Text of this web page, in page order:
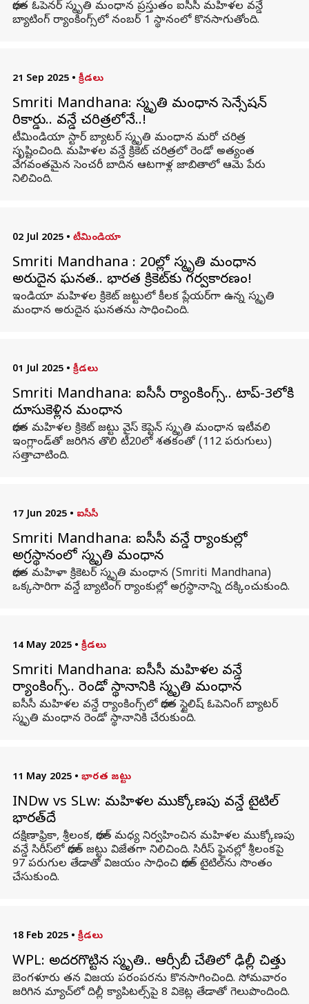
భారత ఓపెనర్ స్మృతి మంధాన ప్రస్తుతం ఐసీసీ మహిళల వన్డే
బ్యాటింగ్ ర్యాంకింగ్స్‌లో నంబర్ 1 స్థానంలో కొనసాగుతోంది.
21 Sep 2025 • క్రీడలు
Smriti Mandhana: స్మృతి మంధాన సెన్సేషన్‌
రికార్డు.. వన్డే చరిత్రలోనే..!
టీమిండియా స్టార్ బ్యాటర్ స్మృతి మంధాన మరో చరిత్ర
సృష్టించింది. మహిళల వన్డే క్రికెట్ చరిత్రలో రెండో అత్యంత
వేగవంతమైన సెంచరీ బాదిన ఆటగాళ్ల జాబితాలో ఆమె పేరు
నిలిచింది.
02 Jul 2025 • టీమిండియా
Smriti Mandhana : టీ20ల్లో స్మృతి మంధాన
అరుదైన ఘనత.. భారత క్రికెట్‌కు గర్వకారణం!
ఇండియా మహిళల క్రికెట్‌ జట్టులో కీలక ప్లేయర్‌గా ఉన్న స్మృతి
మంధాన అరుదైన ఘనతను సాధించింది.
01 Jul 2025 • క్రీడలు
Smriti Mandhana: ఐసీసీ ర్యాంకింగ్స్‌.. టాప్-3లోకి
దూసుకెళ్లిన మంధాన
భారత మహిళల క్రికెట్ జట్టు వైస్ కెప్టెన్‌ స్మృతి మంధాన ఇటీవలి
ఇంగ్లాండ్‌తో జరిగిన తొలి టీ20లో శతకంతో (112 పరుగులు)
సత్తాచాటింది.
17 Jun 2025 • ఐసీసీ
Smriti Mandhana: ఐసీసీ వన్డే ర్యాంకుల్లో
అగ్రస్థానంలో స్మృతి మంధాన
భారత మహిళా క్రికెటర్ స్మృతి మంధాన (Smriti Mandhana)
ఒక్కసారిగా వన్డే బ్యాటింగ్ ర్యాంకుల్లో అగ్రస్థానాన్ని దక్కించుకుంది.
14 May 2025 • క్రీడలు
Smriti Mandhana: ఐసీసీ మహిళల వన్డే
ర్యాంకింగ్స్‌.. రెండో స్థానానికి స్మృతి మంధాన
ఐసీసీ మహిళల వన్డే ర్యాంకింగ్స్‌లో భారత స్టైలిష్ ఓపెనింగ్ బ్యాటర్
స్మృతి మంధాన రెండో స్థానానికి చేరుకుంది.
11 May 2025 • భారత జట్టు
INDw vs SLw: మహిళల ముక్కోణపు వన్డే టైటిల్
భారత్‌దే
దక్షిణాఫ్రికా, శ్రీలంక, భారత్ మధ్య నిర్వహించిన మహిళల ముక్కోణపు
వన్డే సిరీస్‌లో భారత్ జట్టు విజేతగా నిలిచింది. సిరీస్ ఫైనల్లో శ్రీలంకపై
97 పరుగుల తేడాతో విజయం సాధించి భారత్ టైటిల్‌ను సొంతం
చేసుకుంది.
18 Feb 2025 • క్రీడలు
WPL: అదరగొట్టిన స్మృతి.. ఆర్సీబీ చేతిలో ఢిల్లీ చిత్తు
బెంగళూరు తన విజయ పరంపరను కొనసాగించింది. సోమవారం
జరిగిన మ్యాచ్‌లో దిల్లీ క్యాపిటల్స్‌పై 8 వికెట్ల తేడాతో గెలుపొందింది.